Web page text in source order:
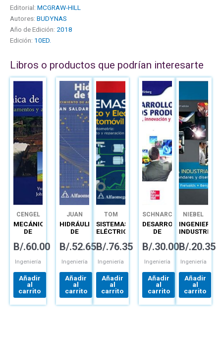
Editorial: MCGRAW-HILL
Autores: BUDYNAS
Año de Edición: 2018
Edición: 10ED.
Libros o productos que podrían interesarte
CENGEL
MECÁNICA
DE
FUNDAMENTOS
APLICACIONES
B/.60.00
Ingeniería
Añadir
al
carrito
JUAN
SALDARRIAGA
HIDRÁULICA
DE
ABASTECIMIENTO
AGUA,
RIEGOS
B/.52.65
Ingeniería
Añadir
al
carrito
TOM
DENTON
SISTEMAS
ELÉCTRICO
ELECTRÓNICO
AUTOMÓVIL
AUTOMOTRIZ:
MANTENIMIENTO
Y
REPARACIÓN
DEL
B/.76.35
Ingeniería
Añadir
al
carrito
SCHNARCH
DESARROLLO
DE
PRODUCTOS
INNOVACIÓN
MARKETING
B/.30.00
Ingeniería
Añadir
al
carrito
NIEBEL
INGENIERÍA
INDUSTRIAL
NIEBEL
ESTANDARES
DISEÑO
DEL
TRABAJO
B/.20.35
Ingeniería
Añadir
al
carrito